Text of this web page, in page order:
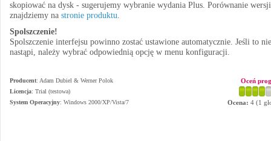
skopiować na dysk - sugerujemy wybranie wydania Plus. Porównanie wersji
znajdziemy na stronie produktu.
Spolszczenie!
Spolszczenie interfejsu powinno zostać ustawione automatycznie. Jeśli to nie
nastąpi, należy wybrać odpowiednią opcję w menu konfiguracji.
Producent: Adam Dubiel & Werner Polok
Licencja: Trial (testowa)
System Operacyjny: Windows 2000/XP/Vista/7
Oceń
Ocena: 4 (1